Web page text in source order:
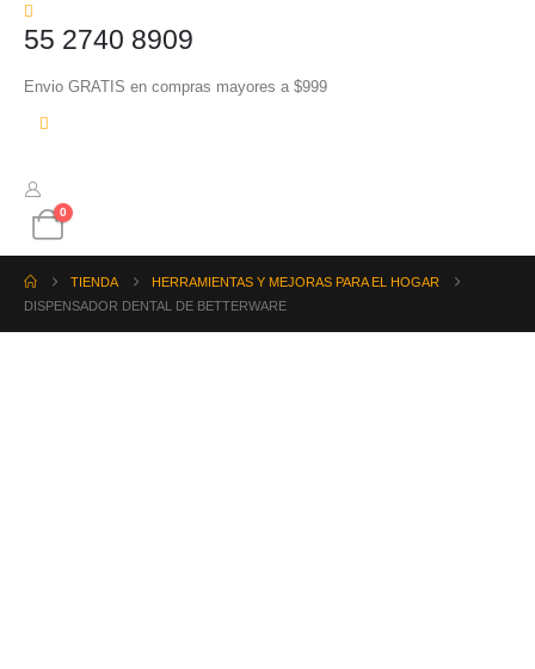
55 2740 8909
Envio GRATIS en compras mayores a $999
0
TIENDA
HERRAMIENTAS Y MEJORAS PARA EL HOGAR
DISPENSADOR DENTAL DE BETTERWARE